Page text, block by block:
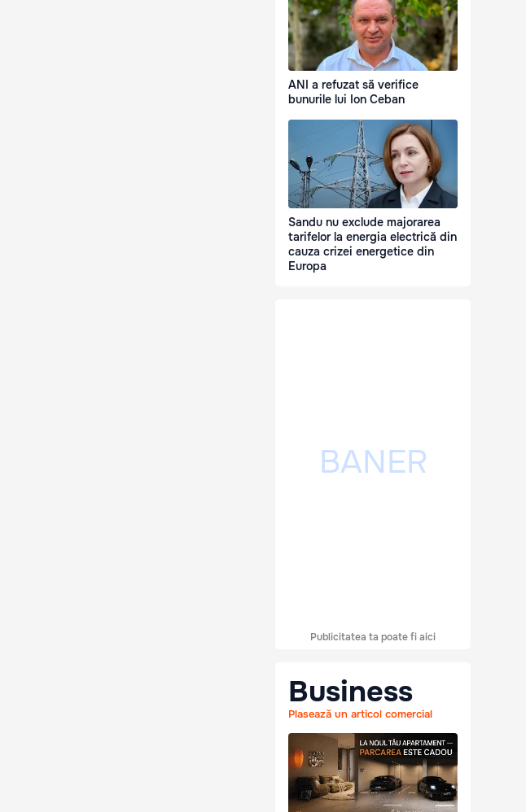
ANI a refuzat să verifice
bunurile lui Ion Ceban
Sandu nu exclude majorarea
tarifelor la energia electrică din
cauza crizei energetice din
Europa
Publicitatea ta poate fi aici
Business
Plasează un articol comercial